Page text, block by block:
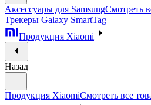
Аксессуары для SamsungСмотреть
Трекеры Galaxy SmartTag
Продукция Xiaomi
Назад
Продукция XiaomiСмотреть все